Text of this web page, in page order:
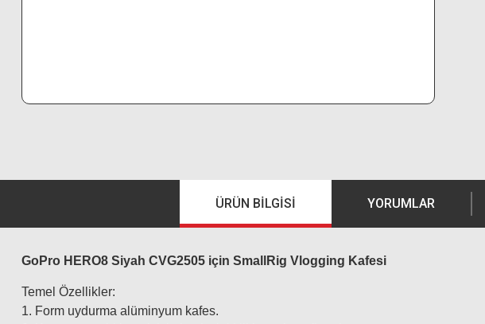
ÜRÜN BILGISI YORUMLAR
GoPro HERO8 Siyah CVG2505 için SmallRig Vlogging Kafesi
Temel Özellikler:
1. Form uydurma alüminyum kafes.